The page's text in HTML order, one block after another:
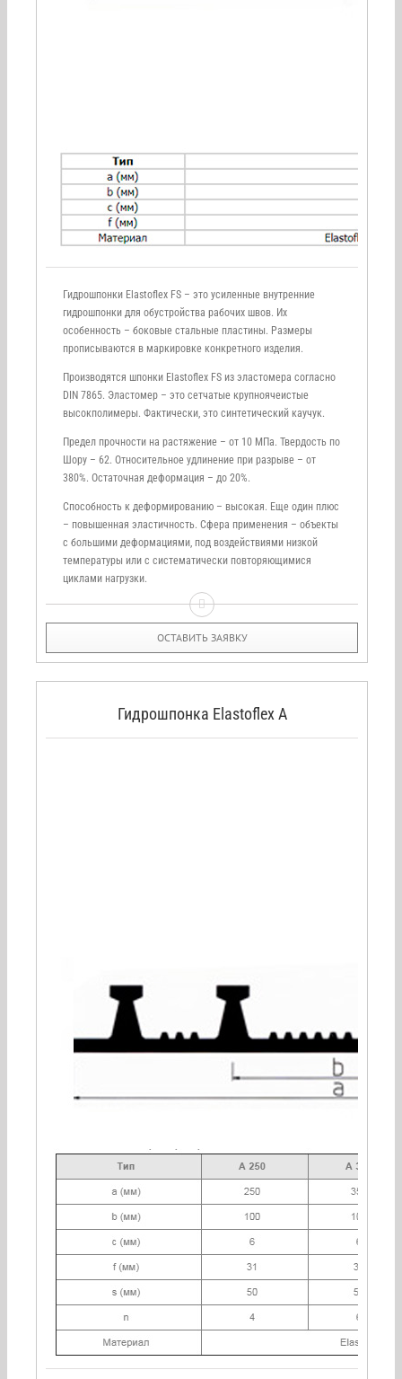
Гидрошпонки Elastoflex FS – это усиленные внутренние
гидрошпонки для обустройства рабочих швов. Их
особенность – боковые стальные пластины. Размеры
прописываются в маркировке конкретного изделия.
Производятся шпонки Elastoflex FS из эластомера согласно
DIN 7865. Эластомер – это сетчатые крупноячеистые
высокполимеры. Фактически, это синтетический каучук.
Предел прочности на растяжение – от 10 МПа. Твердость по
Шору – 62. Относительное удлинение при разрыве – от
380%. Остаточная деформация – до 20%.
Способность к деформированию – высокая. Еще один плюс
– повышенная эластичность. Сфера применения – объекты
с большими деформациями, под воздействиями низкой
температуры или с систематически повторяющимися
циклами нагрузки.
ОСТАВИТЬ ЗАЯВКУ
Гидрошпонка Elastoflex A